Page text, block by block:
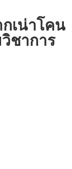
เน่าโคน
ชาการ